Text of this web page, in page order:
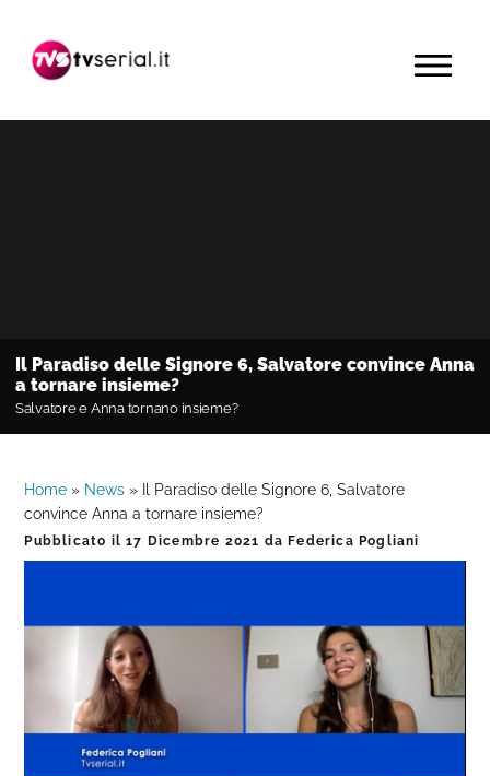
navigazione
contenuto
barra
primaria
MENU
Il Paradiso delle Signore 6, Salvatore convince Anna
a tornare insieme?
Salvatore e Anna tornano insieme?
Home » News »
Il Paradiso delle Signore 6, Salvatore
convince Anna a tornare insieme?
Pubblicato il17 Dicembre 2021 da Federica Pogliani